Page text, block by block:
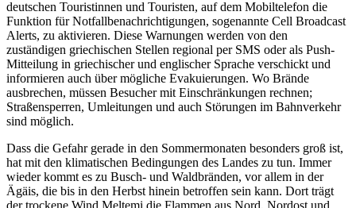
deutschen Touristinnen und Touristen, auf dem Mobiltelefon die
Funktion für Notfallbenachrichtigungen, sogenannte Cell Broadcast
Alerts, zu aktivieren. Diese Warnungen werden von den
zuständigen griechischen Stellen regional per SMS oder als Push-
Mitteilung in griechischer und englischer Sprache verschickt und
informieren auch über mögliche Evakuierungen. Wo Brände
ausbrechen, müssen Besucher mit Einschränkungen rechnen;
Straßensperren, Umleitungen und auch Störungen im Bahnverkehr
sind möglich.
Dass die Gefahr gerade in den Sommermonaten besonders groß ist,
hat mit den klimatischen Bedingungen des Landes zu tun. Immer
wieder kommt es zu Busch- und Waldbränden, vor allem in der
Ägäis, die bis in den Herbst hinein betroffen sein kann. Dort trägt